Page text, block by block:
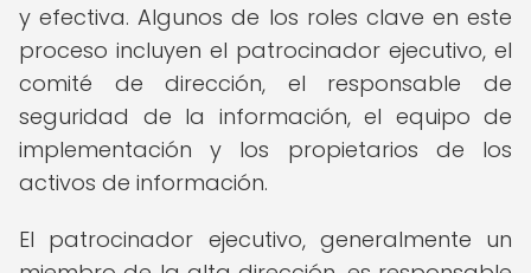
y efectiva. Algunos de los roles clave en este
proceso incluyen el patrocinador ejecutivo, el
comité de dirección, el responsable de
seguridad de la información, el equipo de
implementación y los propietarios de los
activos de información.
El patrocinador ejecutivo, generalmente un